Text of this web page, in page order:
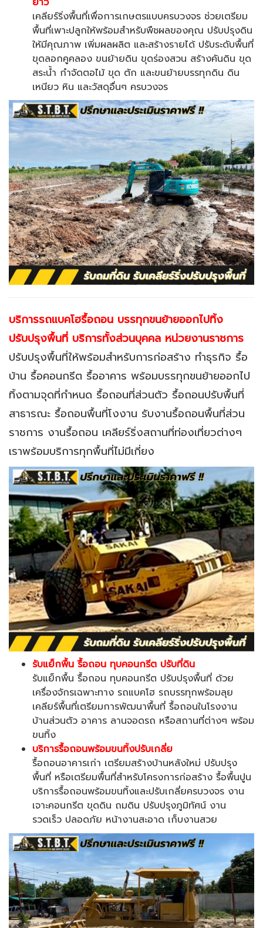
เคลียร์ริ่งพื้นที่เพื่อการเกษตรแบบครบวงจร ช่วยเตรียม
พื้นที่เพาะปลูกให้พร้อมสำหรับพืชผลของคุณ ปรับปรุงดิน
ให้มีคุณภาพ เพิ่มผลผลิต และสร้างรายได้ ปรับระดับพื้นที่
ขุดลอกคูคลอง ขนย้ายดิน ขุดร่องสวน สร้างคันดิน ขุด
สระน้ำ กำจัดตอไม้ ขุด ตัก และขนย้ายบรรทุกดิน ดิน
เหนียว หิน และวัสดุอื่นๆ ครบวงจร
บริการรถแบคโฮรื้อถอน บรรทุกขนย้ายออกไปทิ้ง
ปรับปรุงพื้นที่ บริการทั้งส่วนบุคคล หน่วยงานราชการ
ปรับปรุงพื้นที่ให้พร้อมสำหรับการก่อสร้าง ทำธุรกิจ รื้อ
บ้าน รื้อคอนกรีต รื้ออาคาร พร้อมบรรทุกขนย้ายออกไป
ทิ้งตามจุดที่กำหนด รื้อถอนที่ส่วนตัว รื้อถอนปรับพื้นที่
สาธารณะ รื้อถอนพื้นที่โงงาน รับงานรื้อถอนพื้นที่ส่วน
ราชการ งานรื้อถอน เคลียร์ริ่งสถานที่ท่องเที่ยวต่างๆ
เราพร้อมบริการทุกพื้นที่ไม่มีเกี่ยง
รับแย็กพื้น รื้อถอน ทุบคอนกรีต ปรับที่ดิน
รับแย็กพื้น รื้อถอน ทุบคอนกรีต ปรับปรุงพื้นที่ ด้วย
เครื่องจักรเฉพาะทาง รถแบคโฮ รถบรรทุกพร้อมลุย
เคลียร์พื้นที่เตรียมการพัฒนาพื้นที่ รื้อถอนในโรงงาน
บ้านส่วนตัว อาคาร ลานจอดรถ หรือสถานที่ต่างๆ พร้อม
ขนทิ้ง
บริการรื้อถอนพร้อมขนทิ้งปรับเกลี่ย
รื้อถอนอาคารเก่า เตรียมสร้างบ้านหลังใหม่ ปรับปรุง
พื้นที่ หรือเตรียมพื้นที่สำหรับโครงการก่อสร้าง รื้อพื้นปูน
บริการรื้อถอนพร้อมขนทิ้งและปรับเกลี่ยครบวงจร งาน
เจาะคอนกรีต ขุดดิน ถมดิน ปรับปรุงภูมิทัศน์ งาน
รวดเร็ว ปลอดภัย หน้างานสะอาด เก็บงานสวย